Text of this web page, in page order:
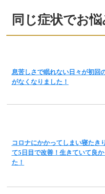
同じ症状でお
息苦しさで眠れない日々が初回
がなくなりました！
コロナにかかってしまい寝たき
て5日目で改善！生きていて良
た！